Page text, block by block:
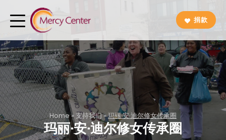
Home»支持我们»玛丽·安·迪尔修女传承圈
玛丽·安·迪尔修女传承圈
捐款